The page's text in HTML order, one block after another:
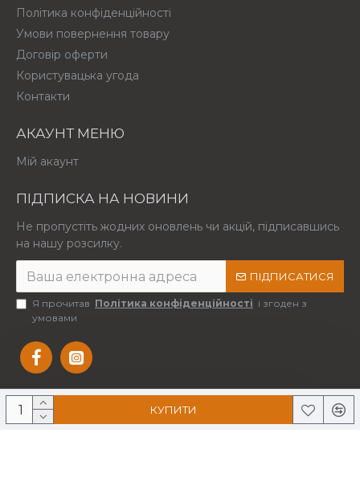
КУПИТИ
Політика конфіденційності
Умови повернення товару
Договір оферти
Користувацька угода
Контакти
АКАУНТ МЕНЮ
Мій акаунт
ПІДПИСКА НА НОВИНИ
Не пропустіть жодних оновлень чи акцій, підписавшись
на нашу розсилку.
ПІДПИСАТИСЯ
Я прочитав Політика конфіденційності і згоден з
умовами
Copyright © 2025 Усі права захищені